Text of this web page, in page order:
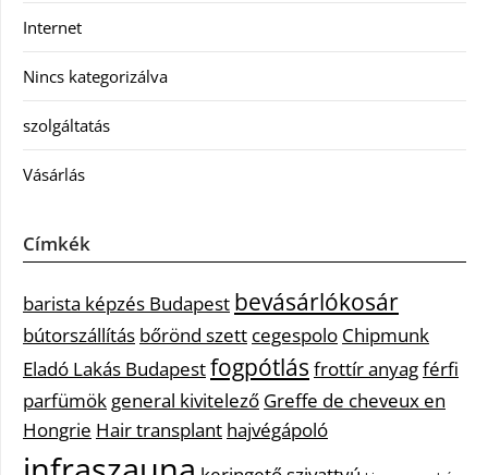
Internet
Nincs kategorizálva
szolgáltatás
Vásárlás
Címkék
barista képzés Budapest bevásárlókosár
bútorszállítás bőrönd szett cegespolo Chipmunk
Eladó Lakás Budapestfogpótlás frottír anyagférfi
parfümök general kivitelező Greffe de cheveux en
Hongrie Hair transplant hajvégápoló